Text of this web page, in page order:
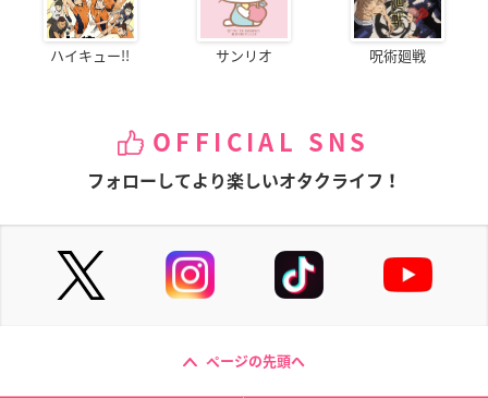
ハイキュー!! サンリオ 呪術廻戦
OFFICIAL SNS
フォローしてより楽しいオタクライフ！
ページの先頭へ